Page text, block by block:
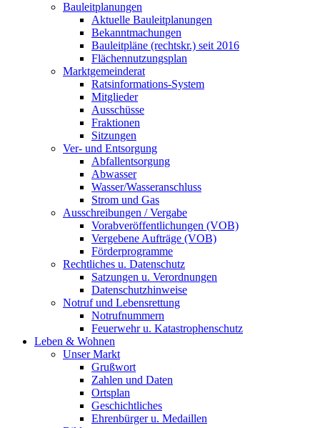
Bauleitplanungen
Aktuelle Bauleitplanungen
Bekanntmachungen
Bauleitpläne (rechtskr.) seit 2016
Flächennutzungsplan
Marktgemeinderat
Ratsinformations-System
Mitglieder
Ausschüsse
Fraktionen
Sitzungen
Ver- und Entsorgung
Abfallentsorgung
Abwasser
Wasser/Wasseranschluss
Strom und Gas
Ausschreibungen / Vergabe
Vorabveröffentlichungen (VOB)
Vergebene Aufträge (VOB)
Förderprogramme
Rechtliches u. Datenschutz
Satzungen u. Verordnungen
Datenschutzhinweise
Notruf und Lebensrettung
Notrufnummern
Feuerwehr u. Katastrophenschutz
Leben & Wohnen
Unser Markt
Grußwort
Zahlen und Daten
Ortsplan
Geschichtliches
Ehrenbürger u. Medaillen